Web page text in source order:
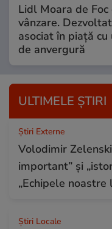
Lidl Moara de
vânzare.
asociat în piață
de anvergură
ULTIMELE ȘTIRI
Știri Externe
Volodimir
important” și
„Echipele noastre
Știri Locale